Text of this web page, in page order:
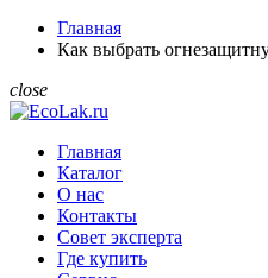
Главная
Как выбрать
close
Главная
Каталог
О нас
Контакты
Совет эксперта
Где купить